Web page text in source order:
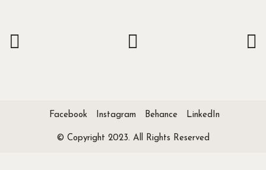
Facebook Instagram Behance LinkedIn
© Copyright 2023. All Rights Reserved